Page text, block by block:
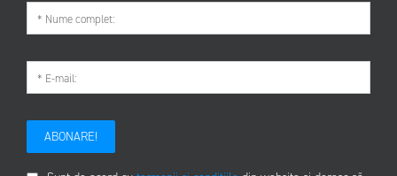
ABONARE!